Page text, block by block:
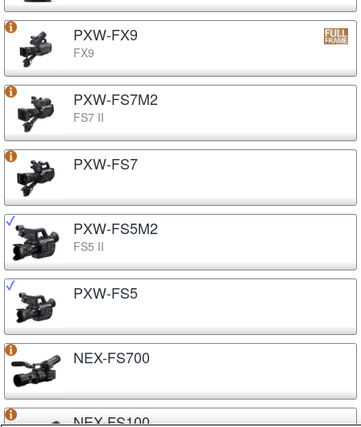
PXW-FX9
FX9
PXW-FS7M2
FS7 II
PXW-FS7
PXW-FS5M2
FS5 II
PXW-FS5
NEX-FS700
NEX-FS100